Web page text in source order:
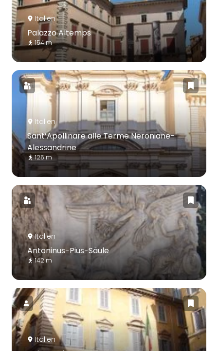
Italien
Palazzo Altemps
154 m
Italien
Sant’Apollinare alle Terme Neroniane-
Alessandrine
126 m
Italien
Antoninus-Pius-Säule
142 m
Italien